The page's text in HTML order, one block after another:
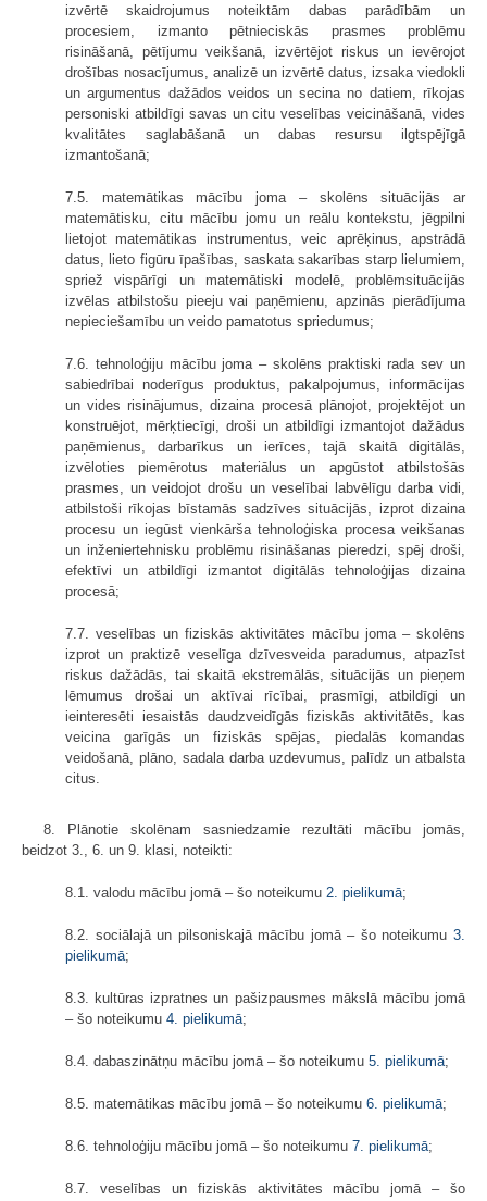
izvērtē skaidrojumus noteiktām dabas parādībām un
procesiem, izmanto pētnieciskās prasmes problēmu
risināšanā, pētījumu veikšanā, izvērtējot riskus un ievērojot
drošības nosacījumus, analizē un izvērtē datus, izsaka viedokli
un argumentus dažādos veidos un secina no datiem, rīkojas
personiski atbildīgi savas un citu veselības veicināšanā, vides
kvalitātes saglabāšanā un dabas resursu ilgtspējīgā
izmantošanā;
7.5. matemātikas mācību joma – skolēns situācijās ar
matemātisku, citu mācību jomu un reālu kontekstu, jēgpilni
lietojot matemātikas instrumentus, veic aprēķinus, apstrādā
datus, lieto figūru īpašības, saskata sakarības starp lielumiem,
spriež vispārīgi un matemātiski modelē, problēmsituācijās
izvēlas atbilstošu pieeju vai paņēmienu, apzinās pierādījuma
nepieciešamību un veido pamatotus spriedumus;
7.6. tehnoloģiju mācību joma – skolēns praktiski rada sev un
sabiedrībai noderīgus produktus, pakalpojumus, informācijas
un vides risinājumus, dizaina procesā plānojot, projektējot un
konstruējot, mērķtiecīgi, droši un atbildīgi izmantojot dažādus
paņēmienus, darbarīkus un ierīces, tajā skaitā digitālās,
izvēloties piemērotus materiālus un apgūstot atbilstošās
prasmes, un veidojot drošu un veselībai labvēlīgu darba vidi,
atbilstoši rīkojas bīstamās sadzīves situācijās, izprot dizaina
procesu un iegūst vienkārša tehnoloģiska procesa veikšanas
un inženiertehnisku problēmu risināšanas pieredzi, spēj droši,
efektīvi un atbildīgi izmantot digitālās tehnoloģijas dizaina
procesā;
7.7. veselības un fiziskās aktivitātes mācību joma – skolēns
izprot un praktizē veselīga dzīvesveida paradumus, atpazīst
riskus dažādās, tai skaitā ekstremālās, situācijās un pieņem
lēmumus drošai un aktīvai rīcībai, prasmīgi, atbildīgi un
ieinteresēti iesaistās daudzveidīgās fiziskās aktivitātēs, kas
veicina garīgās un fiziskās spējas, piedalās komandas
veidošanā, plāno, sadala darba uzdevumus, palīdz un atbalsta
citus.
8. Plānotie skolēnam sasniedzamie rezultāti mācību jomās,
beidzot 3., 6. un 9. klasi, noteikti:
8.1. valodu mācību jomā – šo noteikumu 2. pielikumā;
8.2. sociālajā un pilsoniskajā mācību jomā – šo noteikumu 3.
pielikumā;
8.3. kultūras izpratnes un pašizpausmes mākslā mācību jomā
– šo noteikumu 4. pielikumā;
8.4. dabaszinātņu mācību jomā – šo noteikumu 5. pielikumā;
8.5. matemātikas mācību jomā – šo noteikumu 6. pielikumā;
8.6. tehnoloģiju mācību jomā – šo noteikumu 7. pielikumā;
8.7. veselības un fiziskās aktivitātes mācību jomā – šo